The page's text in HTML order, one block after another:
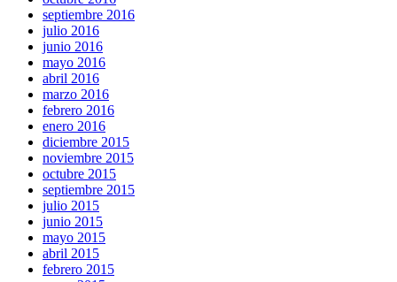
septiembre 2016
julio 2016
junio 2016
mayo 2016
abril 2016
marzo 2016
febrero 2016
enero 2016
diciembre 2015
noviembre 2015
octubre 2015
septiembre 2015
julio 2015
junio 2015
mayo 2015
abril 2015
febrero 2015